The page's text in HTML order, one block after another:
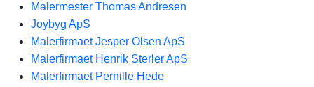
Malermester Thomas Andresen
Joybyg ApS
Malerfirmaet Jesper Olsen ApS
Malerfirmaet Henrik Sterler ApS
Malerfirmaet Pernille Hede